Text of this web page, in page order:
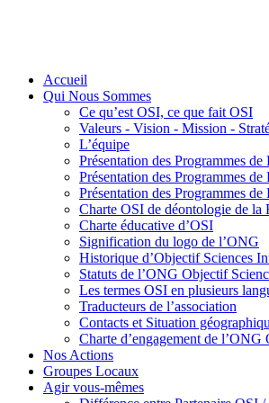
Accueil
Qui Nous Sommes
Ce qu’est OSI, ce que fait OSI
Valeurs - Vision - Mission -
L’équipe
Présentation des Programmes
Présentation des Programmes
Présentation des Programmes
Charte OSI de déontologie de la
Charte éducative d’OSI
Signification du logo de l’ONG
Historique d’Objectif Sciences
Statuts de l’ONG Objectif
Les termes OSI en plusieurs
Traducteurs de l’association
Contacts et Situation
Charte d’engagement de
Nos Actions
Groupes Locaux
Agir vous-mêmes